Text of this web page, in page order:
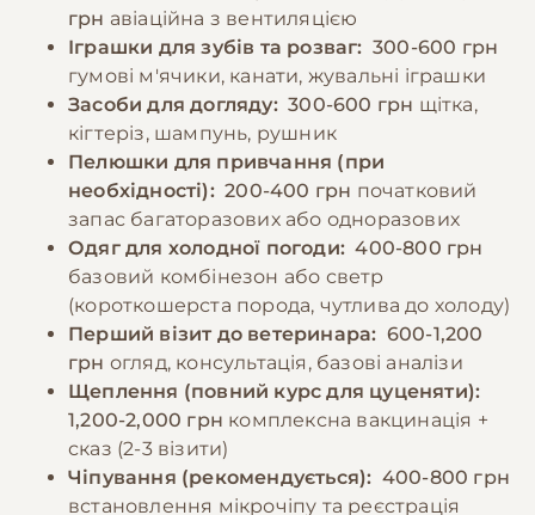
грн авіаційна з вентиляцією
Іграшки для зубів та розваг: 300-600 грн
гумові м'ячики, канати, жувальні іграшки
Засоби для догляду: 300-600 грн щітка,
кігтеріз, шампунь, рушник
Пелюшки для привчання (при
необхідності): 200-400 грн початковий
запас багаторазових або одноразових
Одяг для холодної погоди: 400-800 грн
базовий комбінезон або светр
(короткошерста порода, чутлива до холоду)
Перший візит до ветеринара: 600-1,200
грн огляд, консультація, базові аналізи
Щеплення (повний курс для цуценяти):
1,200-2,000 грн комплексна вакцинація +
сказ (2-3 візити)
Чіпування (рекомендується): 400-800 грн
встановлення мікрочіпу та реєстрація